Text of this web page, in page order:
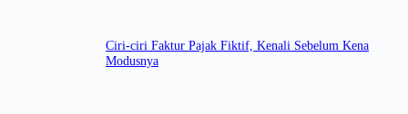
Ciri-ciri Faktur Pajak Fiktif, Kenali Sebelum Kena
Modusnya